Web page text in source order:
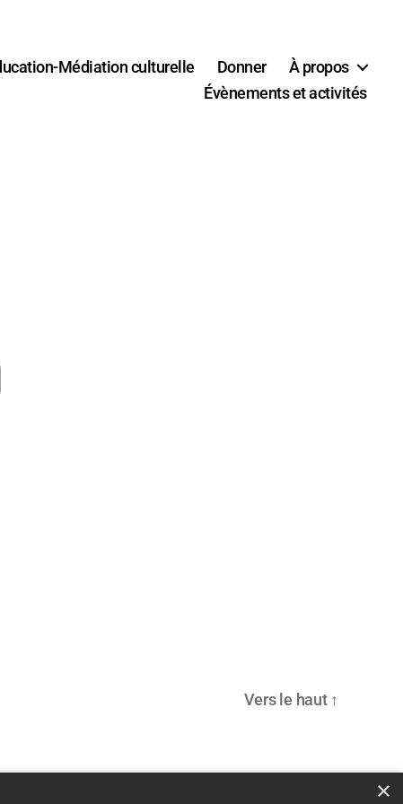
Médiation culturelle Donner
À propos
Évènements et activités
Vers le haut ↑
×